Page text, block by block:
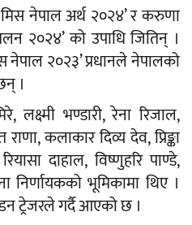
नेपाल अर्थ २०२४’ र करुणा
२०२४’ को उपाधि जितिन् ।
नेपाल २०२३’ प्रधानले नेपालको
।
लक्ष्मी भण्डारी, रेना रिजाल,
कलाकार दिव्य देव, प्रिङ्का
दाहाल, विष्णुहरि पाण्डे,
भूमिकामा थिए ।
ट्रेजरले गर्दै आएको छ ।